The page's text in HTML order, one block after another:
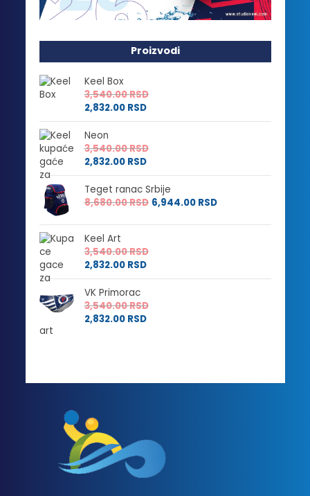
Proizvodi
Keel Box
3,540.00RSD
2,832.00 RSD
Neon
3,540.00RSD
2,832.00 RSD
Teget ranac Srbije
8,680.00RSD 6,944.00 RSD
Keel Art
3,540.00RSD
2,832.00 RSD
VK Primorac
3,540.00RSD
2,832.00 RSD